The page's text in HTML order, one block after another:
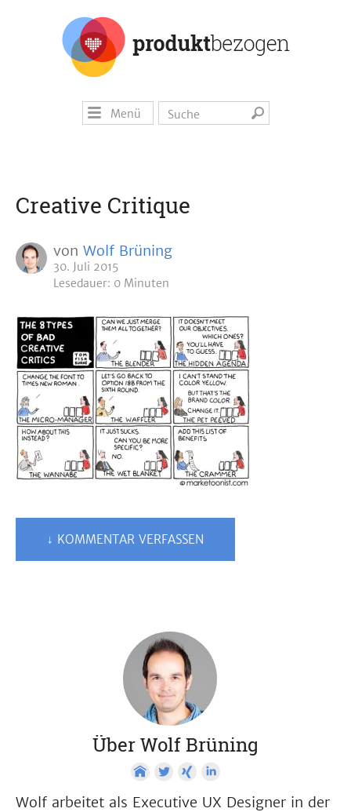
Menü
Creative Critique
von Wolf Brüning
30. Juli 2015
Lesedauer: 0 Minuten
↓ KOMMENTAR VERFASSEN
Über Wolf Brüning
Wolf arbeitet als Executive UX Designer in der